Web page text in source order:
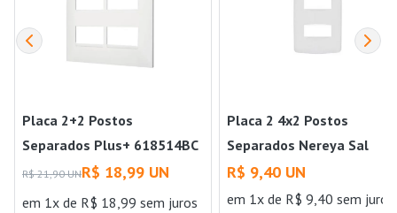
Placa 2+2 Postos
Separados Plus+ 618514BC
4x4 Branco Pial
R$ 21,90 UNR$ 18,99 UN
em 1x de R$ 18,99 sem juros
Placa 2 4x2 Postos
Separados Nereya Sal
663220 Branco Pial
R$ 9,40 UN
em 1x de R$ 9,40 sem juros